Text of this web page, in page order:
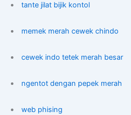
tante jilat bijik kontol
memek merah cewek chindo
cewek indo tetek merah besar
ngentot dengan pepek merah
web phising